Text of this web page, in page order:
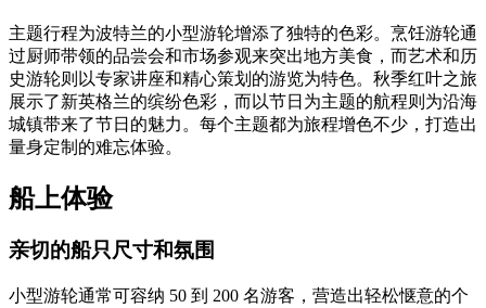
主题行程为波特兰的小型游轮增添了独特的色彩。烹饪游轮通
过厨师带领的品尝会和市场参观来突出地方美食，而艺术和历
史游轮则以专家讲座和精心策划的游览为特色。秋季红叶之旅
展示了新英格兰的缤纷色彩，而以节日为主题的航程则为沿海
城镇带来了节日的魅力。每个主题都为旅程增色不少，打造出
量身定制的难忘体验。
船上体验
亲切的船只尺寸和氛围
小型游轮通常可容纳 50 到 200 名游客，营造出轻松惬意的个